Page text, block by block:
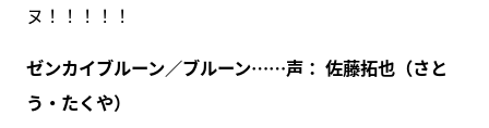
ヌ！！！！！
ゼンカイブルーン／ブルーン……声： 佐藤拓也（さと
う・たくや）